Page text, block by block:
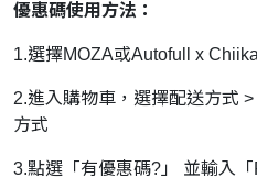
優惠碼使用方法：
1.選擇MOZA或Autofull x
2.進入購物車，選擇配送方式
方式
3.點選「有優惠碼?」 並輸入「